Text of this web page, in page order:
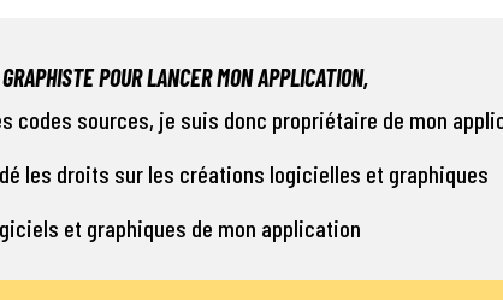
POUR LANCER MON APPLICATION,
codes sources, je suis donc propriétaire de mon
les droits sur les créations logicielles et graphiques
et graphiques de mon application